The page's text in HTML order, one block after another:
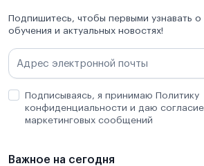
Подпишитесь, чтобы первыми узнавать
обучения и актуальных новостях!
Подписываясь, я принимаю Политику
конфиденциальности и даю
маркетинговых сообщений
Важное на сегодня